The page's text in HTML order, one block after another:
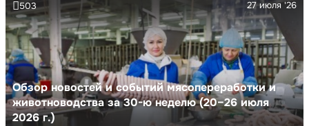
Обзор новостей и событий мясопереработки и
животноводства за 30-ю неделю (20–26 июля
2026 г.)
27 июля '26
503